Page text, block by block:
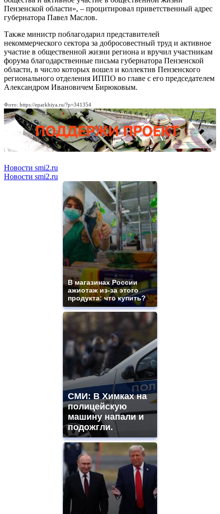
Пензенской области», – процитировал приветственный адрес
губернатора Павел Маслов.
Также министр поблагодарил представителей
некоммерческого сектора за добросовестный труд и активное
участие в общественной жизни региона и вручил участникам
форума благодарственные письма губернатора Пензенской
области, в число которых вошел и коллектив Пензенского
регионального отделения ИППО во главе с его председателем
Александром Ивановичем Бирюковым.
Фото: https://eparkhiya.ru/?p=341354
Новости smi2.ru
Новости smi2.ru
В магазинах России
ажиотаж из-за этого
продукта: что купить?
СМИ: В Химках на
полицейскую
машину напали и
подожгли.